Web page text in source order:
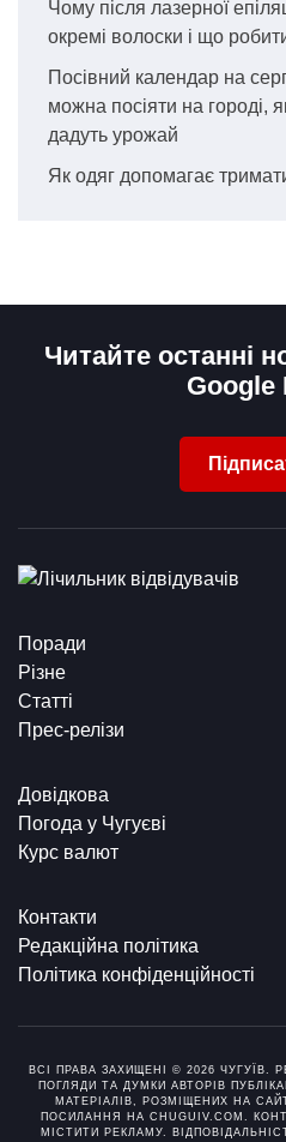
Чому після лазерної
окремі волоски і що
Посівний календар на
можна посіяти на городі,
дадуть урожай
Як одяг допомагає
Читайте останні
Google
Поради
Різне
Статті
Прес-релізи
Довідкова
Погода у Чугуєві
Курс валют
Контакти
Редакційна політика
Політика конфіденційності
ВСІ ПРАВА ЗАХИЩЕНІ © 2026 ЧУГУЇВ.
ПОГЛЯДИ ТА ДУМКИ АВТОРІВ
МАТЕРІАЛІВ, РОЗМІЩЕНИХ НА
ПОСИЛАННЯ НА CHUGUIV.COM.
МІСТИТИ РЕКЛАМУ.